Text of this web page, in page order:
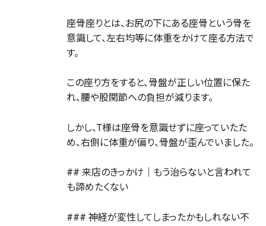
座骨座りとは、お尻の下にある座骨という骨を
意識して、左右均等に体重をかけて座る方法で
す。
この座り方をすると、骨盤が正しい位置に保た
れ、腰や股関節への負担が減ります。
しかし、T様は座骨を意識せずに座っていたた
め、右側に体重が偏り、骨盤が歪んでいました。
## 来店のきっかけ｜もう治らないと言われて
も諦めたくない
### 神経が変性してしまったかもしれない不